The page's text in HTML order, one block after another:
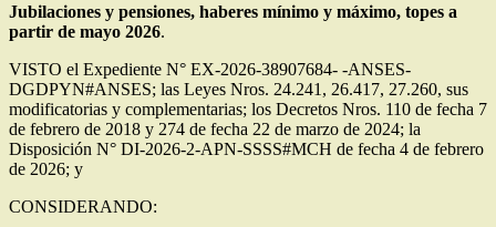
Jubilaciones y pensiones, haberes mínimo y máximo, topes a
partir de mayo 2026.
VISTO el Expediente N° EX-2026-38907684- -ANSES-
DGDPYN#ANSES; las Leyes Nros. 24.241, 26.417, 27.260, sus
modificatorias y complementarias; los Decretos Nros. 110 de fecha 7
de febrero de 2018 y 274 de fecha 22 de marzo de 2024; la
Disposición N° DI-2026-2-APN-SSSS#MCH de fecha 4 de febrero
de 2026; y
CONSIDERANDO: